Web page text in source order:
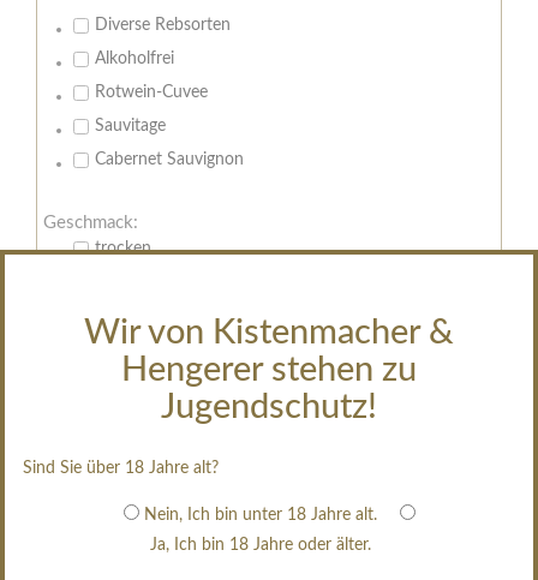
Wir von Kistenmacher &
Hengerer stehen zu
Jugendschutz!
Sind Sie über 18 Jahre alt?
Nein, Ich bin unter 18 Jahre alt.
Ja, Ich bin 18 Jahre oder älter.
Diverse Rebsorten
Alkoholfrei
Rotwein-Cuvee
Sauvitage
Cabernet Sauvignon
Geschmack:
trocken
halbtrocken
edelsüß
erfrischend, nicht zu süß